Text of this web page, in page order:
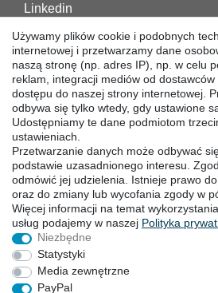
Linkedin
Instagram
POBIERANIA
Katalogi
Technika
Certyfikaty
Badanie
Promocja
SIEDZIBY
Używamy plików cookie i podobnych
internetowej i przetwarzamy dane
naszą stronę (np. adres IP), np. w celu
reklam, integracji mediów od
dostępu do naszej strony internetowej.
odbywa się tylko wtedy, gdy ustawione
Udostępniamy te dane podmiotom
ustawieniach.
Przetwarzanie danych może odbywać
podstawie uzasadnionego interesu.
odmówić jej udzielenia. Istnieje prawo
oraz do zmiany lub wycofania zgody w
Więcej informacji na temat
usług podajemy w naszej Polityka
Niezbędne
Statystyki
Media zewnętrzne
PayPal